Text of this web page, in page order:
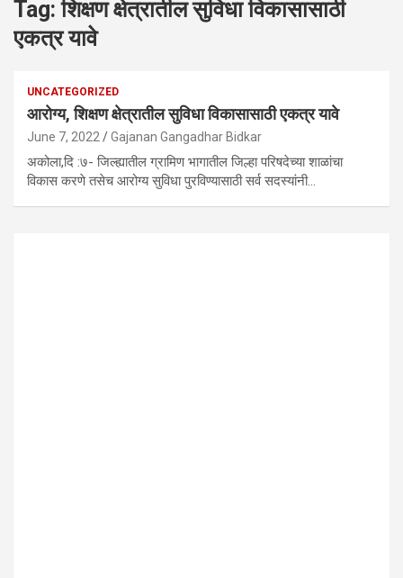
Tag:शिक्षण क्षेत्रातील सुविधा विकासासाठी
एकत्र यावे
UNCATEGORIZED
आरोग्य, शिक्षण क्षेत्रातील सुविधा विकासासाठी एकत्र यावे
June 7, 2022 Gajanan Gangadhar Bidkar
अकोला,दि :७- जिल्ह्यातील ग्रामिण भागातील जिल्हा परिषदेच्या शाळांचा
विकास करणे तसेच आरोग्य सुविधा पुरविण्यासाठी सर्व सदस्यांनी…